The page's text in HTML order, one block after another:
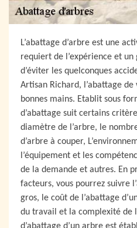
L’abattage d’arbre est une
requiert de l’expérience et
d’éviter les quelconques
Artisan Richard, l’abattage
bonnes mains. Etablit sous
d’abattage suit certains
diamètre de l’arbre, le
d’arbre à couper,
l’équipement et les
de la demande et autres. En
facteurs, vous pourrez suivre
gros, le coût de l’abattage
du travail et la complexité de